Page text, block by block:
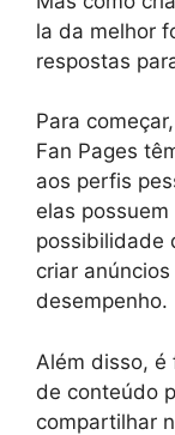
la da melhor
respostas
Para
Fan Pages
aos perfis
elas
possibilidade
criar
desempenho.
Além disso,
de conteúdo
compartilhar